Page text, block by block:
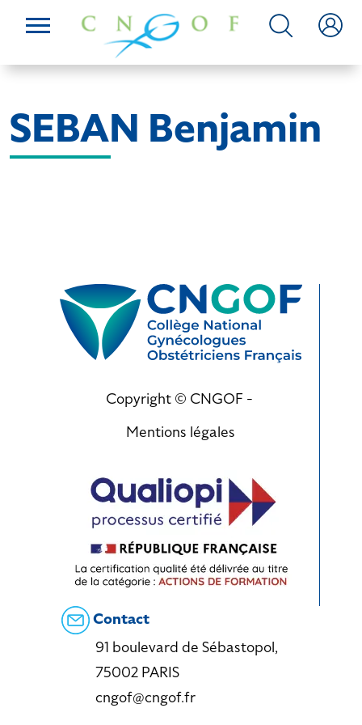
SEBAN Benjamin
Copyright © CNGOF -
Mentions légales
Contact
91 boulevard de Sébastopol,
75002 PARIS
cngof@cngof.fr